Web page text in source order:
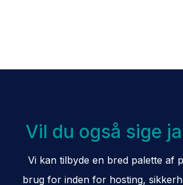
Vil du også sige
Vi kan tilbyde en bred palette af
brug for inden for hosting,